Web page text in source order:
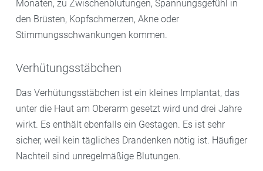
Monaten, zu Zwischenblutungen, Spannungsgefühl in
den Brüsten, Kopfschmerzen, Akne oder
Stimmungsschwankungen kommen.
Verhütungsstäbchen
Das Verhütungsstäbchen ist ein kleines Implantat, das
unter die Haut am Oberarm gesetzt wird und drei Jahre
wirkt. Es enthält ebenfalls ein Gestagen. Es ist sehr
sicher, weil kein tägliches Drandenken nötig ist. Häufiger
Nachteil sind unregelmäßige Blutungen.